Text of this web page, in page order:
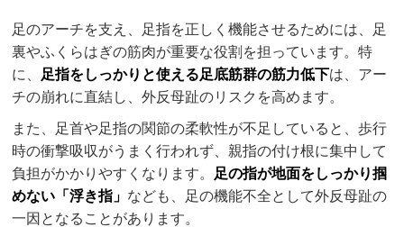
足のアーチを支え、足指を正しく機能させるためには、足
裏やふくらはぎの筋肉が重要な役割を担っています。特
に、 足指をしっかりと使える足底筋群の筋力低下は、アー
チの崩れに直結し、外反母趾のリスクを高めます。
また、足首や足指の関節の柔軟性が不足していると、歩行
時の衝撃吸収がうまく行われず、親指の付け根に集中して
負担がかかりやすくなります。 足の指が地面をしっかり掴
めない「浮き指」 なども、足の機能不全として外反母趾の
一因となることがあります。